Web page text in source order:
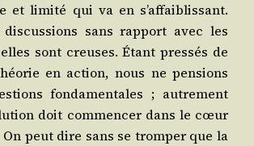
et limi­té qui va en s’affaiblissant.
sans rap­port avec les
sont creuses. Étant pres­sés de
en action, nous ne pen­sions
fon­da­men­tales ; autre­ment
doit com­men­cer dans le cœur
On peut dire sans se trom­per que la